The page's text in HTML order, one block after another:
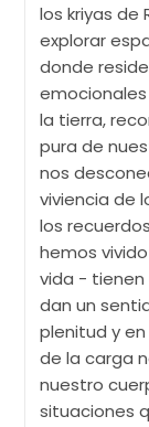
los kriyas de
explorar
donde
la tierra,
pura de
nos
viviencia de
los
hemos
vida - tienen
dan un
plenitud y
de la carga
nuestro
situaciones